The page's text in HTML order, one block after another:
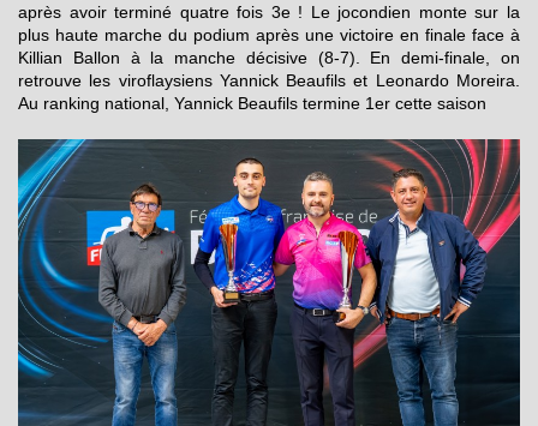
après avoir terminé quatre fois 3e ! Le jocondien monte sur la
plus haute marche du podium après une victoire en finale face à
Killian Ballon à la manche décisive (8-7). En demi-finale, on
retrouve les viroflaysiens Yannick Beaufils et Leonardo Moreira.
Au ranking national, Yannick Beaufils termine 1er cette saison